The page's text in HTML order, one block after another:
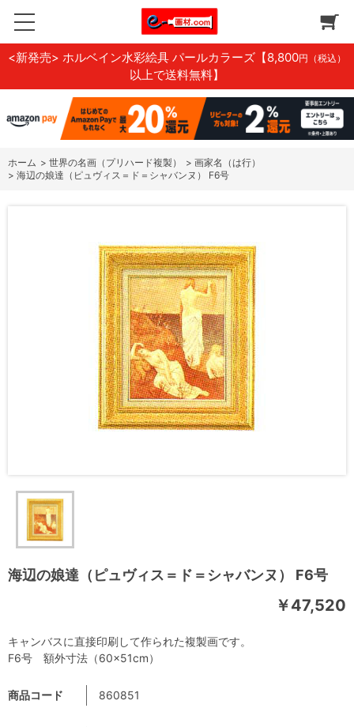
<新発売> ホルベイン水彩絵具 パールカラーズ 【8,800円（税込）
以上で送料無料】
ホーム > 世界の名画（プリハード複製） > 画家名（は行）
> 海辺の娘達（ピュヴィス＝ド＝シャバンヌ） F6号
海辺の娘達（ピュヴィス＝ド＝シャバンヌ） F6号
￥47,520
商品コード 860851
キャンバスに直接印刷して作られた複製画です。
F6号 額外寸法（60×51cm）